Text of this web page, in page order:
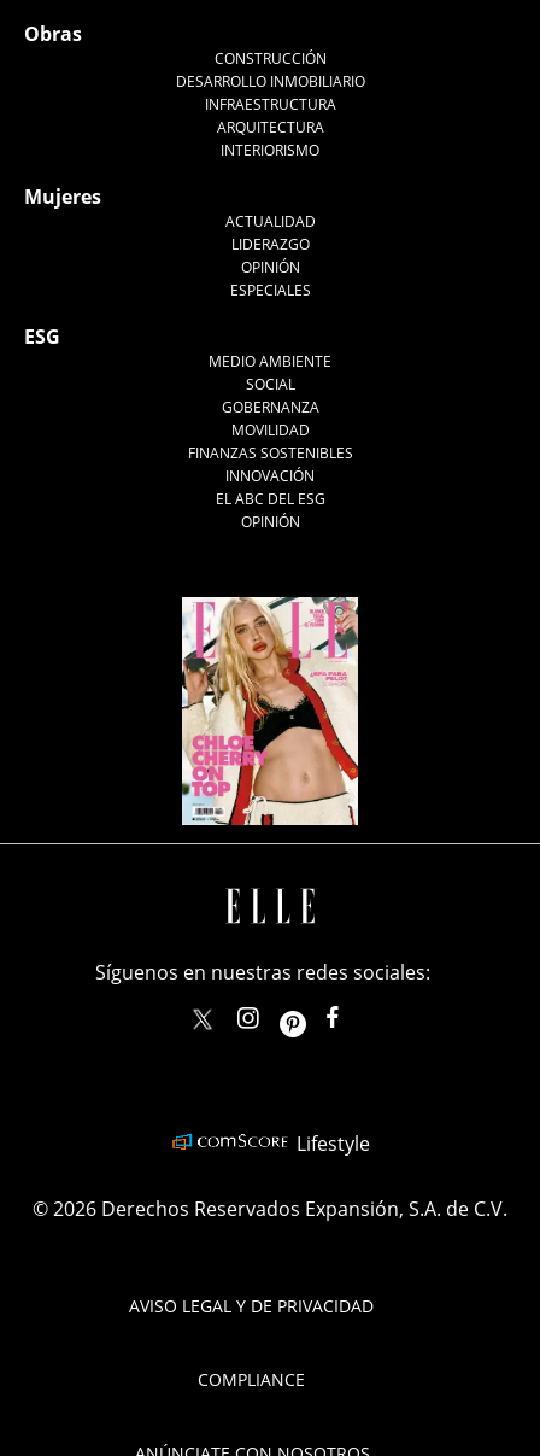
Obras
CONSTRUCCIÓN
DESARROLLO INMOBILIARIO
INFRAESTRUCTURA
ARQUITECTURA
INTERIORISMO
Mujeres
ACTUALIDAD
LIDERAZGO
OPINIÓN
ESPECIALES
ESG
MEDIO AMBIENTE
SOCIAL
GOBERNANZA
MOVILIDAD
FINANZAS SOSTENIBLES
INNOVACIÓN
EL ABC DEL ESG
OPINIÓN
AVISO LEGAL Y DE PRIVACIDAD
COMPLIANCE
Síguenos en nuestras redes sociales:
elle_mexicoellemexico
Lifestyle
© 2026 Derechos Reservados Expansión, S.A. de C.V.